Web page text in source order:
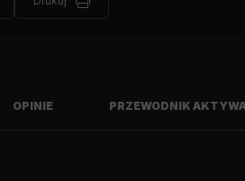
OPINIE PRZEWODNIK